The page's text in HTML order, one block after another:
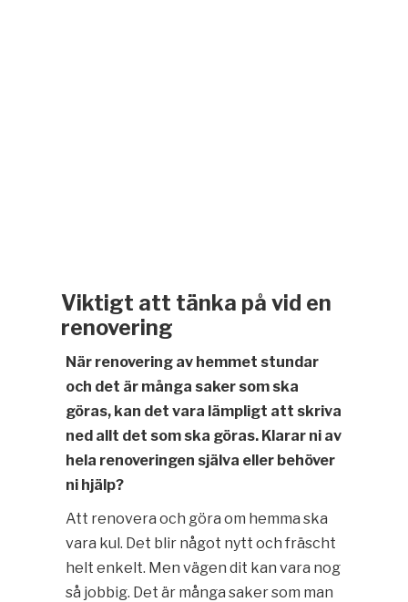
Viktigt att tänka på vid en
renovering
När renovering av hemmet stundar
och det är många saker som ska
göras, kan det vara lämpligt att skriva
ned allt det som ska göras. Klarar ni av
hela renoveringen själva eller behöver
ni hjälp?
Att renovera och göra om hemma ska
vara kul. Det blir något nytt och fräscht
helt enkelt. Men vägen dit kan vara nog
så jobbig. Det är många saker som man